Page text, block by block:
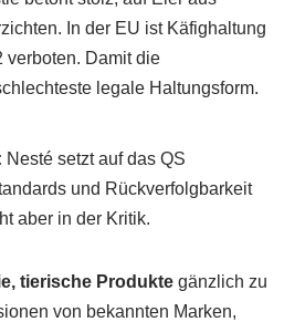
In der EU ist Käfighaltung
verboten. Damit die
legale Haltungsform.
Nesté setzt auf das QS
und Rückverfolgbarkeit
aber in der Kritik.
tierische Produkte gänzlich zu
von bekannten Marken,